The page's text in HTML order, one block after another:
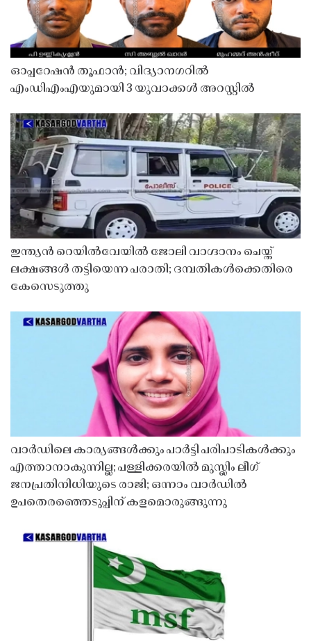
ഓപ്പറേഷൻ തൂഫാൻ; വിദ്യാനഗറിൽ
എംഡിഎംഎയുമായി 3 യുവാക്കൾ അറസ്റ്റിൽ
ഇന്ത്യൻ റെയിൽവേയിൽ ജോലി വാഗ്ദാനം ചെയ്ത്
ലക്ഷങ്ങൾ തട്ടിയെന്ന പരാതി; ദമ്പതികൾക്കെതിരെ
കേസെടുത്തു
വാർഡിലെ കാര്യങ്ങൾക്കും പാർട്ടി പരിപാടികൾക്കും
എത്താനാകുന്നില്ല; പള്ളിക്കരയിൽ മുസ്ലിം ലീഗ്
ജനപ്രതിനിധിയുടെ രാജി; ഒന്നാം വാർഡിൽ
ഉപതെരഞ്ഞെടുപ്പിന് കളമൊരുങ്ങുന്നു